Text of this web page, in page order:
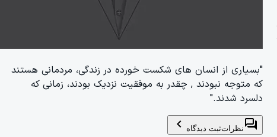
"بسیاری از انسان های شکست خورده در زندگی، مردمانی هستند
که متوجه نبودند , چقدر به موفقیت نزدیک بودند، زمانی که
دلسرد شدند."
forum نظراتثبت دیدگاه chevron_left